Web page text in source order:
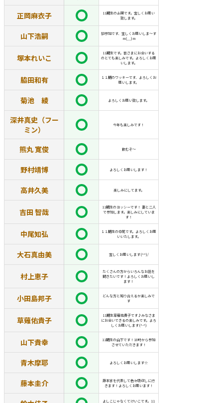
正岡麻衣子
11期生の正岡です。宜しくお願い
致します。
山下浩嗣
初参加です、宜しくお願いしま～す
m(__)m
塚本れいこ
11期生です。皆さまにお会いする
のとても楽しみです。よろしくお願
いします。
脇田和有
１１期のワッキーです、よろしくお
願いします。
菊池 綾 よろしくお願い致します。
深井真史（フー
ミン）
今年も楽しみです！
熊丸 寛俊 飲むぞ〜
野村靖博 よろしくお願いします！
高井久美 楽しみにしてます。
吉田 智哉
11期生のヨッシーです！ 妻と二人
で参加します。楽しみにしていま
す！
中尾知弘
１１期生の中尾です。よろしくお願
いいたします。
大石真由美 宜しくお願いします(^^)/
村上恵子
たくさんの方からいろんなお話を
聞きたいです！よろしくお願いし
ます！
小田島邦子
どんな方と知り合えるか楽しみで
す
草薙佑貴子
11期生草薙佑貴子です♪みなさま
にお会いできるの楽しみです。よろ
しくお願いします(^-^)
山下貴幸
11期生の山下です！18時から参加
させていただきます！
青木摩耶 よろしくお願いします☆
藤本圭介
藤本家を代表して色々吸収しに行
きます！よろしくお願います！
よしこじゃなくてけいこです。11